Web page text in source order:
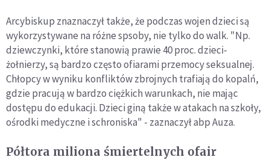
Arcybiskup znaznaczył także, że podczas wojen dzieci są
wykorzystywane na różne spsoby, nie tylko do walk. "Np.
dziewczynki, które stanowią prawie 40 proc. dzieci-
żołnierzy, są bardzo często ofiarami przemocy seksualnej.
Chłopcy w wyniku konfliktów zbrojnych trafiają do kopalń,
gdzie pracują w bardzo ciężkich warunkach, nie mając
dostępu do edukacji. Dzieci giną także w atakach na szkoły,
ośrodki medyczne i schroniska" - zaznaczył abp Auza.
Półtora miliona śmiertelnych ofair